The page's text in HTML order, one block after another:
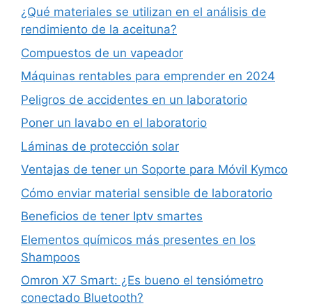
¿Qué materiales se utilizan en el análisis de
rendimiento de la aceituna?
Compuestos de un vapeador
Máquinas rentables para emprender en 2024
Peligros de accidentes en un laboratorio
Poner un lavabo en el laboratorio
Láminas de protección solar
Ventajas de tener un Soporte para Móvil Kymco
Cómo enviar material sensible de laboratorio
Beneficios de tener Iptv smartes
Elementos químicos más presentes en los
Shampoos
Omron X7 Smart: ¿Es bueno el tensiómetro
conectado Bluetooth?